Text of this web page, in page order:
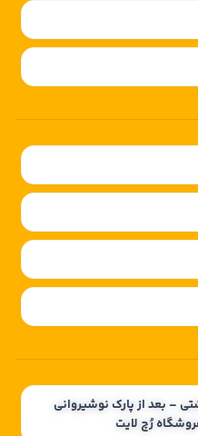
– بعد از پارک نوشیروانی
رُچ لایت